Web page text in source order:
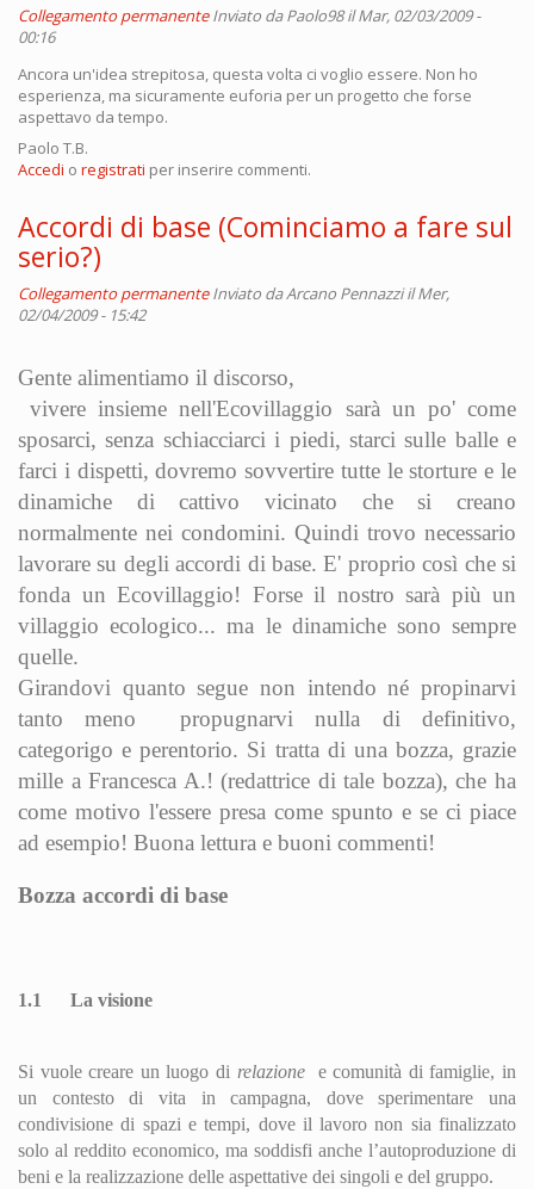
Collegamento permanente Inviato daPaolo98il Mar, 02/03/2009 -
00:16
Ancora un'idea strepitosa, questa volta ci voglio essere. Non ho
esperienza, ma sicuramente euforia per un progetto che forse
aspettavo da tempo.
Paolo T.B.
Accedi o registrati per inserire commenti.
Accordi di base (Cominciamo a fare sul
serio?)
Collegamento permanente Inviato daArcano Pennazziil Mer,
02/04/2009 - 15:42
Gente alimentiamo il discorso,
vivere insieme nell'Ecovillaggio sarà un po' come
sposarci, senza schiacciarci i piedi, starci sulle balle e
farci i dispetti, dovremo sovvertire tutte le storture e le
dinamiche di cattivo vicinato che si creano
normalmente nei condomini. Quindi trovo necessario
lavorare su degli accordi di base. E' proprio così che si
fonda un Ecovillaggio! Forse il nostro sarà più un
villaggio ecologico... ma le dinamiche sono sempre
quelle.
Girandovi quanto segue non intendo né propinarvi
tanto meno propugnarvi nulla di definitivo,
categorigo e perentorio. Si tratta di una bozza, grazie
mille a Francesca A.! (redattrice di tale bozza), che ha
come motivo l'essere presa come spunto e se ci piace
ad esempio! Buona lettura e buoni commenti!
Bozza accordi di base
1.1 La visione
Si vuole creare un luogo di relazione
e comunità di famiglie, in
un contesto di vita in campagna, dove sperimentare una
condivisione di spazi e tempi, dove il lavoro non sia finalizzato
solo al reddito economico, ma soddisfi anche l’autoproduzione di
beni e la realizzazione delle aspettative dei singoli e del gruppo.